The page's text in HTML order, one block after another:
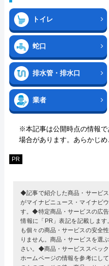
トイレ
蛇口
排水管・排水口
業者
※本記事は公開時点の情報
場合があります。あらかじめ
PR
◆記事で紹介した商品・サービ
がマイナビニュース・マイナビ
す。◆特定商品・サービスの広
情報に「PR」表記を記載しま
も個々の商品・サービスの安全
りません。商品・サービスを選
さい。◆商品・サービススペッ
ホームページの情報を参考にし